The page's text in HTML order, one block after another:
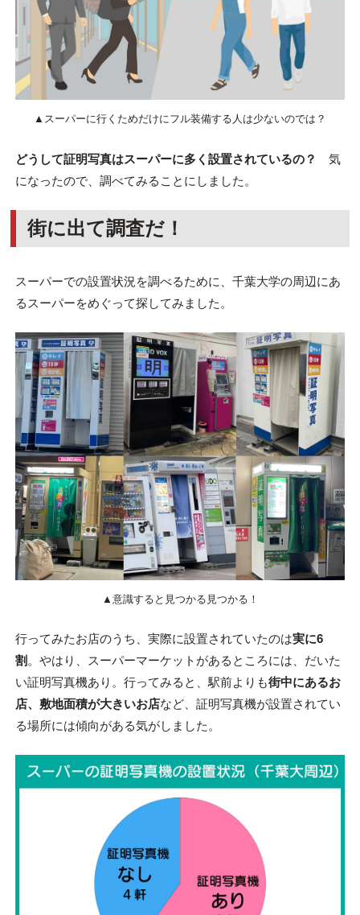
▲スーパーに行くためだけにフル装備する人は少ないのでは？
どうして証明写真はスーパーに多く設置されているの？
気
になったので、調べてみることにしました。
街に出て調査だ！
スーパーでの設置状況を調べるために、千葉大学の周辺にあ
るスーパーをめぐって探してみました。
▲意識すると見つかる見つかる！
行ってみたお店のうち、実際に設置されていたのは実に6
割。やはり、スーパーマーケットがあるところには、だいた
い証明写真機あり。行ってみると、駅前よりも街中にあるお
店、敷地面積が大きいお店など、証明写真機が設置されてい
る場所には傾向がある気がしました。